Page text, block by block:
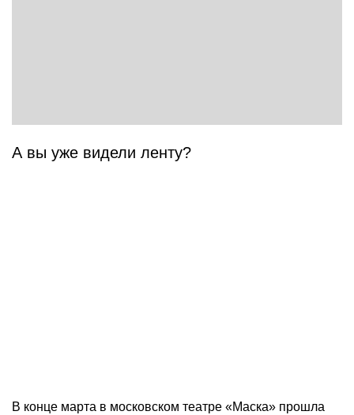
А вы уже видели ленту?
В конце марта в московском театре «Маска» прошла